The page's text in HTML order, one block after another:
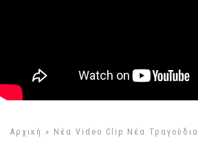
Αρχική » Νέα Video Clip Νέα Τραγούδια